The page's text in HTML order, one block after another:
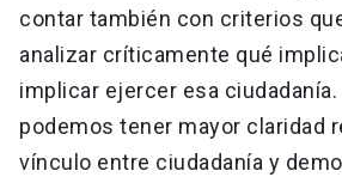
contar también con criterios
analizar críticamente qué
implicar ejercer esa ciudadanía.
podemos tener mayor claridad
vínculo entre ciudadanía y